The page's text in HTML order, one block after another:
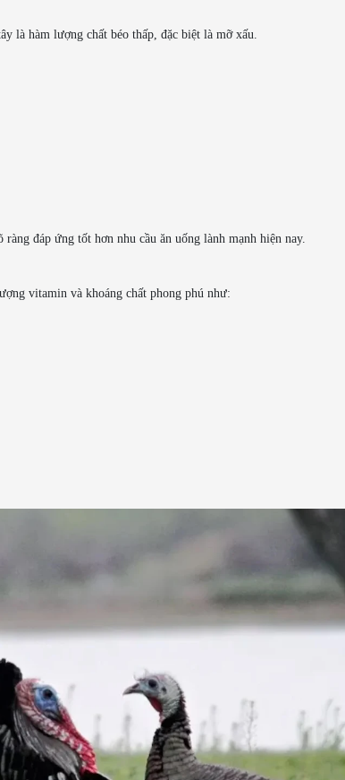
là hàm lượng chất béo thấp, đặc biệt là mỡ xấu.
đáp ứng tốt hơn nhu cầu ăn uống lành mạnh hiện nay.
vitamin và khoáng chất phong phú như: